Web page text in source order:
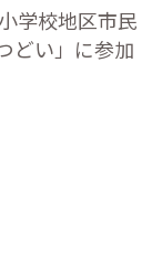
学校地区市民
どい」に参加